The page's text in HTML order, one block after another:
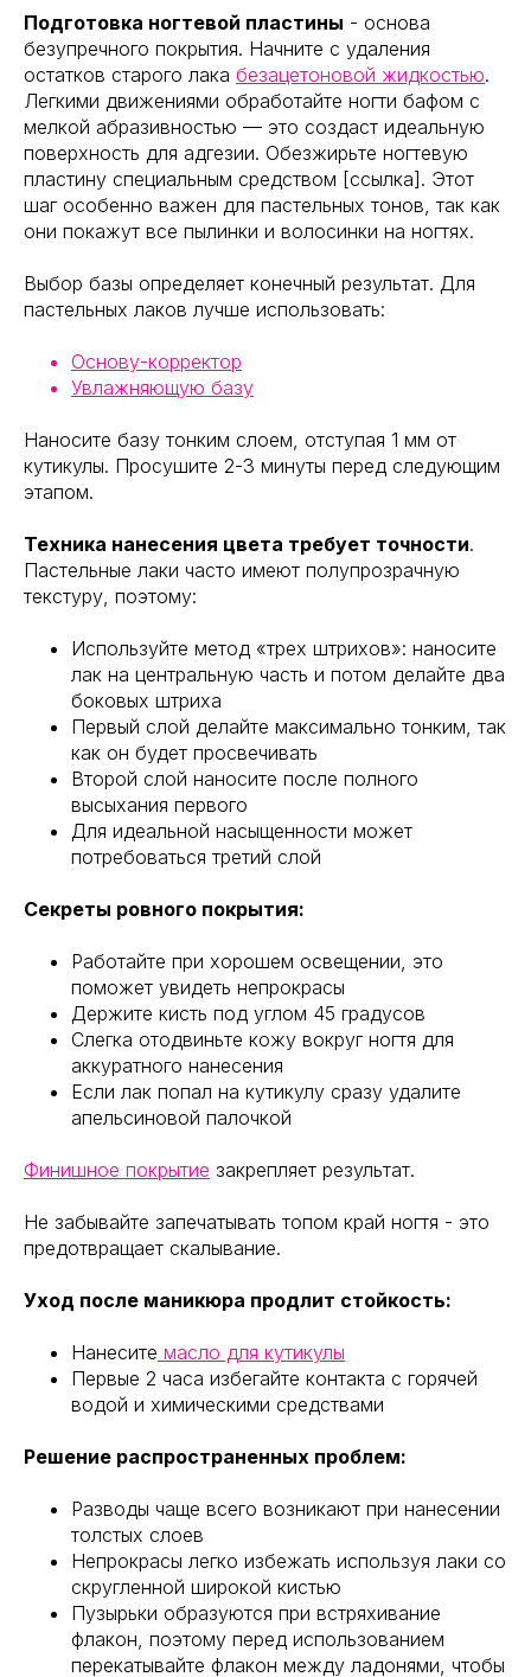
Подготовка ногтевой пластины - основа
безупречного покрытия. Начните с удаления
остатков старого лака безацетоновой жидкостью.
Легкими движениями обработайте ногти бафом с
мелкой абразивностью — это создаст идеальную
поверхность для адгезии. Обезжирьте ногтевую
пластину специальным средством [ссылка]. Этот
шаг особенно важен для пастельных тонов, так как
они покажут все пылинки и волосинки на ногтях.
Выбор базы определяет конечный результат. Для
пастельных лаков лучше использовать:
Основу-корректор
Увлажняющую базу
Наносите базу тонким слоем, отступая 1 мм от
кутикулы. Просушите 2-3 минуты перед следующим
этапом.
Техника нанесения цвета требует точности.
Пастельные лаки часто имеют полупрозрачную
текстуру, поэтому:
Используйте метод «трех штрихов»: наносите
лак на центральную часть и потом делайте два
боковых штриха
Первый слой делайте максимально тонким, так
как он будет просвечивать
Второй слой наносите после полного
высыхания первого
Для идеальной насыщенности может
потребоваться третий слой
Секреты ровного покрытия:
Работайте при хорошем освещении, это
поможет увидеть непрокрасы
Держите кисть под углом 45 градусов
Слегка отодвиньте кожу вокруг ногтя для
аккуратного нанесения
Если лак попал на кутикулу сразу удалите
апельсиновой палочкой
Финишное покрытие закрепляет результат.
Не забывайте запечатывать топом край ногтя - это
предотвращает скалывание.
Уход после маникюра продлит стойкость:
Нанесите масло для кутикулы
Первые 2 часа избегайте контакта с горячей
водой и химическими средствами
Решение распространенных проблем:
Разводы чаще всего возникают при нанесении
толстых слоев
Непрокрасы легко избежать используя лаки со
скругленной широкой кистью
Пузырьки образуются при встряхивание
флакон, поэтому перед использованием
перекатывайте флакон между ладонями, чтобы